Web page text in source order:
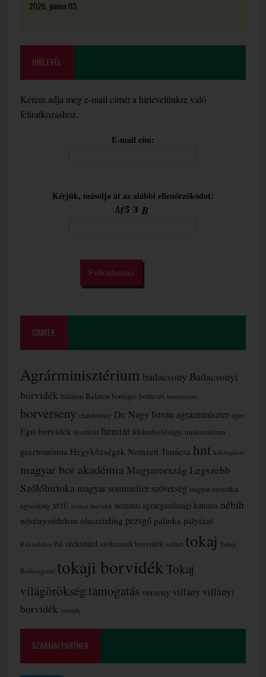
2026. június 03.
HÍRLEVÉL
Kérem adja meg e-mail címét a hírlevelünkre való
feliratkozáshoz.
E-mail cím:
Kérjük, másolja át az alábbi ellenőrzőkódot:
CÍMKÉK
Agrárminisztérium badacsony Badacsonyi
borvidék balaton Balaton borrégió borteszt borturizmus
borverseny chardonnay Dr. Nagy István agrárminiszter eger
Egri borvidék fesztivál furmint földművelésügyi minisztérium
gasztronómia Hegyközségek Nemzeti Tanácsa hnt kékfrankos
magyar bor akadémia Magyarország Legszebb
Szőlőbirtoka magyar sommelier szövetség magyar turisztikai
ügynökség MTÜ mátrai borvidék nemzeti agrárgazdasági kamara nébih
növényvédelem olaszrizling pezsgő pálinka pályázat
Rókusfalvy Pál szekszárd szekszárdi borvidék szüret tokaj Tokaji
Borlovagrend tokaji borvidékTokaj
világörökség támogatás verseny villány villányi
borvidék vinitaly
SZAKMAI PARTNER